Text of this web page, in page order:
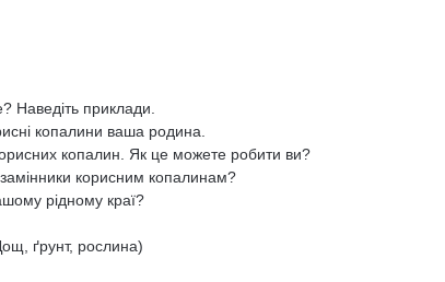
Наведіть приклади.
копалини ваша родина.
копалин. Як це можете робити ви?
корисним копалинам?
рідному краї?
ґрунт, рослина)